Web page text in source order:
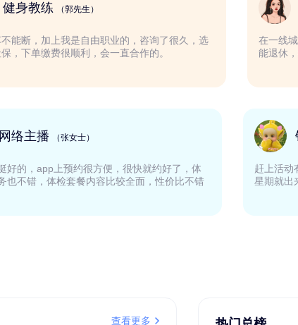
健身教练
为了买车不能断，加上我是自由职业的，咨询了很久，选
择了易社保，下单缴费很顺利，会一直合作的。
网络主播
体验下来挺好的，app上预约很方便，很快就约好了，体
检中心服务也不错，体检套餐内容比较全面，性价比不错
查看更多